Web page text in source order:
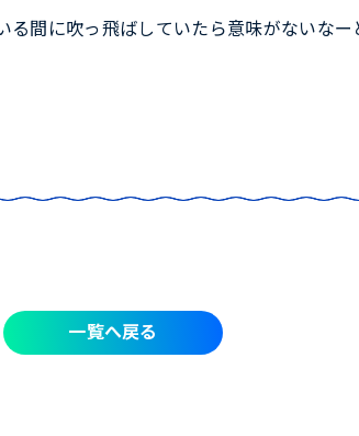
る間に吹っ飛ばしていたら意味がないなー
一覧へ戻る